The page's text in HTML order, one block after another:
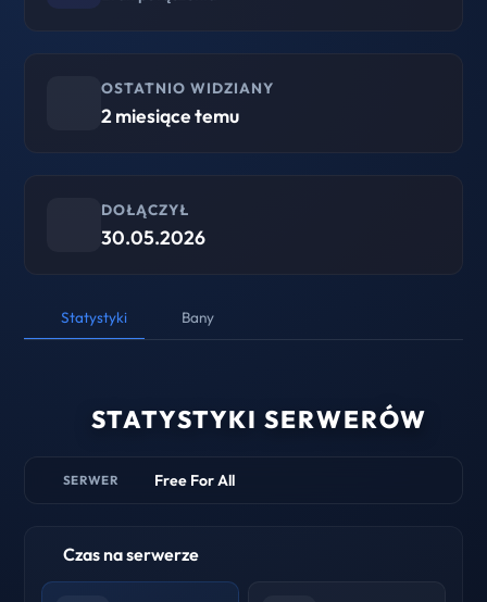
OSTATNIO WIDZIANY
2 miesiące temu
DOŁĄCZYŁ
30.05.2026
Statystyki Bany
STATYSTYKI SERWERÓW
SERWER Free For All
Czas na serwerze